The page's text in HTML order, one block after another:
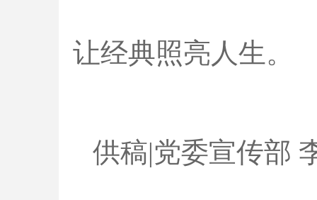
让经典照亮人生。
供稿|党委宣传部